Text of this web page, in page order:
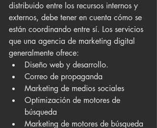
distribuido entre los recursos internos y
externos, debe tener en cuenta cómo se
están coordinando entre sí. Los servicios
que una agencia de marketing digital
generalmente ofrece:
Diseño web y desarrollo.
Correo de propaganda
Marketing de medios sociales
Optimización de motores de
búsqueda
Marketing de motores de búsqueda